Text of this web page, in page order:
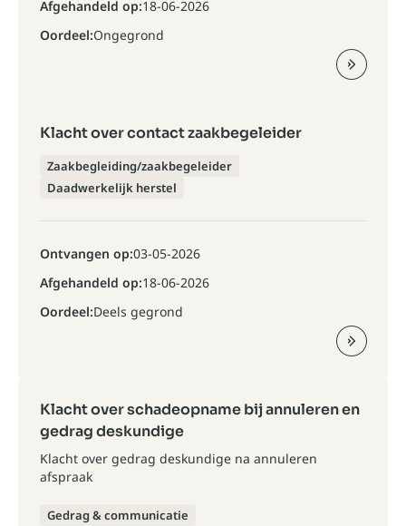
Afgehandeld op:18-06-2026
Oordeel:Ongegrond
Klacht over contact zaakbegeleider
Zaakbegleiding/zaakbegeleider
Daadwerkelijk herstel
Ontvangen op:03-05-2026
Afgehandeld op:18-06-2026
Oordeel:Deels gegrond
Klacht over schadeopname bij annuleren en
gedrag deskundige
Klacht over gedrag deskundige na annuleren
afspraak
Gedrag & communicatie